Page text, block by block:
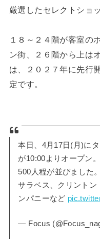
厳選したセレクトショ
１８～２４階が客室の
ン街、２６階から上は
は、２０２７年に先行
定です。
本日、4月17日(月)に
が10:00よりオープン。
500人程が並びました。
サラベス、クリントン
ンパニーなど
— Focus